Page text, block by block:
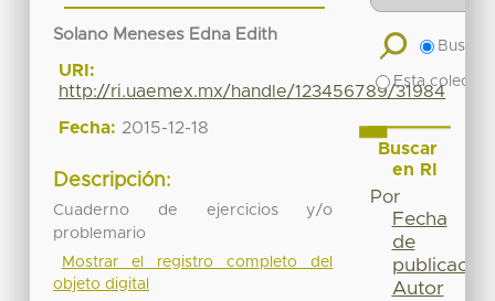
Solano Meneses Edna Edith
URI:
http://ri.uaemex.mx/handle/123456789/31984
Fecha: 2015-12-18
Descripción:
Cuaderno de ejercicios y/o
problemario
Mostrar el registro completo del
objeto digital
Buscar
Esta
Buscar
en RI
Por
Fecha
de
publicación
Autor